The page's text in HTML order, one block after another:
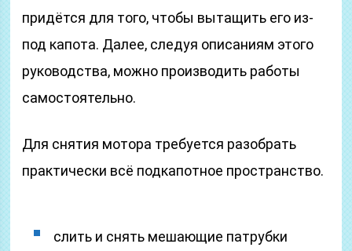
придётся для того, чтобы вытащить его из-
под капота. Далее, следуя описаниям этого
руководства, можно производить работы
самостоятельно.
Для снятия мотора требуется разобрать
практически всё подкапотное пространство.
слить и снять мешающие патрубки